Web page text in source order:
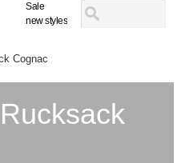
Sale
new styles
Cognac